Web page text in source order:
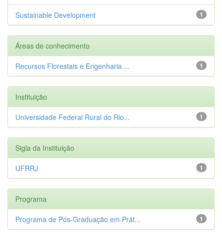
1
Sustainable Development
Áreas de conhecimento
1
Recursos Florestais e Engenharia ...
Instituição
1
Universidade Federal Rural do Rio...
Sigla da Instituição
1
UFRRJ
Programa
1
Programa de Pós-Graduação em Prát...